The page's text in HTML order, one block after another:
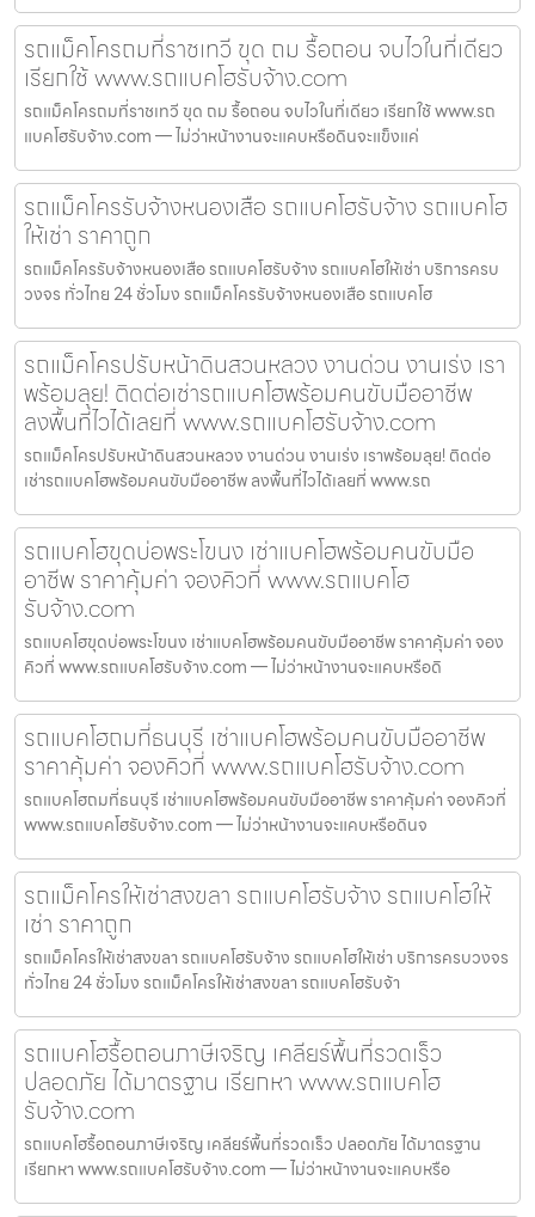
รถแม็คโครถมที่ราชเทวี ขุด ถม รื้อถอน จบไวในที่เดียว
เรียกใช้ www.รถแบคโฮรับจ้าง.com
รถแม็คโครถมที่ราชเทวี ขุด ถม รื้อถอน จบไวในที่เดียว เรียกใช้ www.รถ
แบคโฮรับจ้าง.com — ไม่ว่าหน้างานจะแคบหรือดินจะแข็งแค่
รถแม็คโครรับจ้างหนองเสือ รถแบคโฮรับจ้าง รถแบคโฮ
ให้เช่า ราคาถูก
รถแม็คโครรับจ้างหนองเสือ รถแบคโฮรับจ้าง รถแบคโฮให้เช่า บริการครบ
วงจร ทั่วไทย 24 ชั่วโมง รถแม็คโครรับจ้างหนองเสือ รถแบคโฮ
รถแม็คโครปรับหน้าดินสวนหลวง งานด่วน งานเร่ง เรา
พร้อมลุย! ติดต่อเช่ารถแบคโฮพร้อมคนขับมืออาชีพ
ลงพื้นที่ไวได้เลยที่ www.รถแบคโฮรับจ้าง.com
รถแม็คโครปรับหน้าดินสวนหลวง งานด่วน งานเร่ง เราพร้อมลุย! ติดต่อ
เช่ารถแบคโฮพร้อมคนขับมืออาชีพ ลงพื้นที่ไวได้เลยที่ www.รถ
รถแบคโฮขุดบ่อพระโขนง เช่าแบคโฮพร้อมคนขับมือ
อาชีพ ราคาคุ้มค่า จองคิวที่ www.รถแบคโฮ
รับจ้าง.com
รถแบคโฮขุดบ่อพระโขนง เช่าแบคโฮพร้อมคนขับมืออาชีพ ราคาคุ้มค่า จอง
คิวที่ www.รถแบคโฮรับจ้าง.com — ไม่ว่าหน้างานจะแคบหรือดิ
รถแบคโฮถมที่ธนบุรี เช่าแบคโฮพร้อมคนขับมืออาชีพ
ราคาคุ้มค่า จองคิวที่ www.รถแบคโฮรับจ้าง.com
รถแบคโฮถมที่ธนบุรี เช่าแบคโฮพร้อมคนขับมืออาชีพ ราคาคุ้มค่า จองคิวที่
www.รถแบคโฮรับจ้าง.com — ไม่ว่าหน้างานจะแคบหรือดินจ
รถแม็คโครให้เช่าสงขลา รถแบคโฮรับจ้าง รถแบคโฮให้
เช่า ราคาถูก
รถแม็คโครให้เช่าสงขลา รถแบคโฮรับจ้าง รถแบคโฮให้เช่า บริการครบวงจร
ทั่วไทย 24 ชั่วโมง รถแม็คโครให้เช่าสงขลา รถแบคโฮรับจ้า
รถแบคโฮรื้อถอนภาษีเจริญ เคลียร์พื้นที่รวดเร็ว
ปลอดภัย ได้มาตรฐาน เรียกหา www.รถแบคโฮ
รับจ้าง.com
รถแบคโฮรื้อถอนภาษีเจริญ เคลียร์พื้นที่รวดเร็ว ปลอดภัย ได้มาตรฐาน
เรียกหา www.รถแบคโฮรับจ้าง.com — ไม่ว่าหน้างานจะแคบหรือ